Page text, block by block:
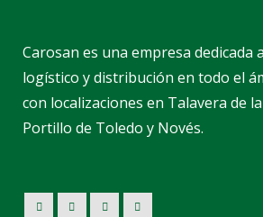
Carosan es una empresa dedicada
logístico y distribución en todo el
con localizaciones en Talavera de
Portillo de Toledo y Novés.